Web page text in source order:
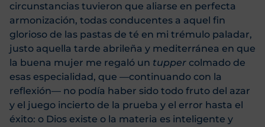
circunstancias tuvieron que aliarse en perfecta
armonización, todas conducentes a aquel fin
glorioso de las pastas de té en mi trémulo paladar,
justo aquella tarde abrileña y mediterránea en que
la buena mujer me regaló un tupper colmado de
esas especialidad, que —continuando con la
reflexión— no podía haber sido todo fruto del azar
y el juego incierto de la prueba y el error hasta el
éxito: o Dios existe o la materia es inteligente y